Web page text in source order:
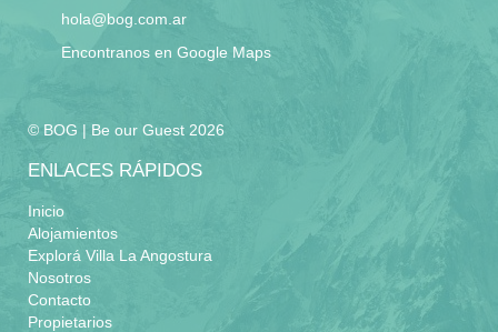
hola@bog.com.ar
Encontranos en Google Maps
© BOG | Be our Guest 2026
ENLACES RÁPIDOS
Inicio
Alojamientos
Explorá Villa La Angostura
Nosotros
Contacto
Propietarios